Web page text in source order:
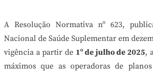
A Resolução Normativa nº 623,
Nacional de Saúde Suplementar em
vigência a partir de 1º de julho de 2025,
máximos que as operadoras de